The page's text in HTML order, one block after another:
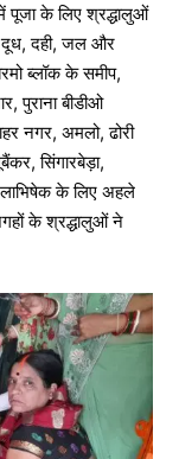
में पूजा के लिए श्रद्धालुओं
दूध, दही, जल और
ब्लॉक के समीप,
पुराना बीडीओ
नगर, अमलो, ढोरी
सिंगारबेड़ा,
के लिए अहले
के श्रद्धालुओं ने